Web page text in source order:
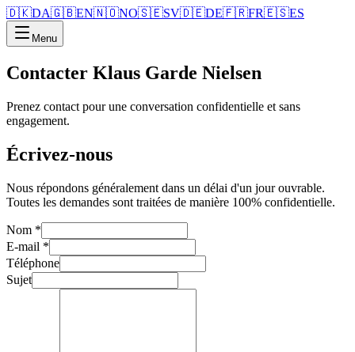
🇩🇰DA🇬🇧EN🇳🇴NO🇸🇪SV🇩🇪DE🇫🇷FR🇪🇸ES
Menu
Contacter Klaus Garde Nielsen
Prenez contact pour une conversation confidentielle et sans
engagement.
Écrivez-nous
Nous répondons généralement dans un délai d'un jour ouvrable.
Toutes les demandes sont traitées de manière 100% confidentielle.
Nom *
E-mail *
Téléphone
Sujet